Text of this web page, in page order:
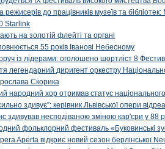
режисерів до працівників музеїв та
Starlink
на золотій флейті та органі
55 років Іванові Небесному
із лідерами: оголошено шортліст 8
легендарний диригент оркестру
Скорика
народний хор отримав статус національного
здивує”: керівник Львівської опери
здивував несподіваною зміною кар'єри у 88
фольклорний фестиваль «Буковинські
Aperta відкриє новий сезон берлінської